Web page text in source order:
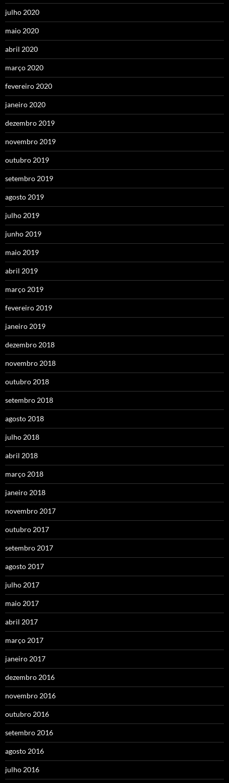
julho 2020
maio 2020
abril 2020
março 2020
fevereiro 2020
janeiro 2020
dezembro 2019
novembro 2019
outubro 2019
setembro 2019
agosto 2019
julho 2019
junho 2019
maio 2019
abril 2019
março 2019
fevereiro 2019
janeiro 2019
dezembro 2018
novembro 2018
outubro 2018
setembro 2018
agosto 2018
julho 2018
abril 2018
março 2018
janeiro 2018
novembro 2017
outubro 2017
setembro 2017
agosto 2017
julho 2017
maio 2017
abril 2017
março 2017
janeiro 2017
dezembro 2016
novembro 2016
outubro 2016
setembro 2016
agosto 2016
julho 2016